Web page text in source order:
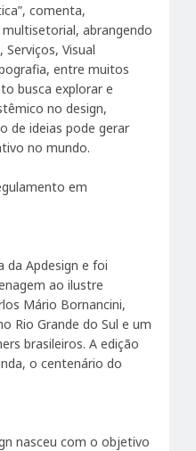
comenta,
abrangendo
Visual
entre muitos
busca explorar e
no design,
de ideias pode gerar
no mundo.
em
da Apdesign e foi
ao ilustre
Mário Bornancini,
Rio Grande do Sul e um
brasileiros. A edição
o centenário do
nasceu com o objetivo